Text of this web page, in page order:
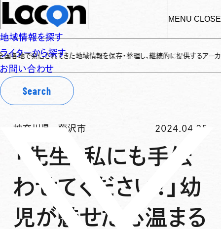
MENU CLOSE
地域情報を探す
ライターから探す
お問い合わせ
Search
されてきた地域情報を保存・整理し、継続的に提供するアーカイブサイトで
神奈川県 藤沢市 2024.04.25
「先生、私にも手伝
わせてください！」幼
児が魅せた心温まる